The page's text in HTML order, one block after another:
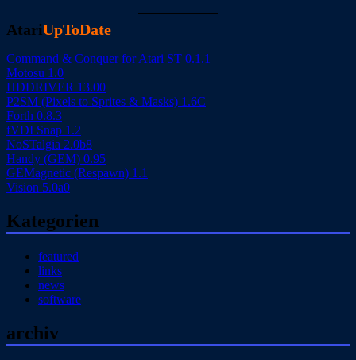
AtariUpToDate
Command & Conquer for Atari ST 0.1.1
Motosu 1.0
HDDRIVER 13.00
P2SM (Pixels to Sprites & Masks) 1.6C
Forth 0.8.3
fVDI Snap 1.2
NoSTalgia 2.0b8
Handy (GEM) 0.95
GEMagnetic (Respawn) 1.1
Vision 5.0a0
Kategorien
featured
links
news
software
archiv